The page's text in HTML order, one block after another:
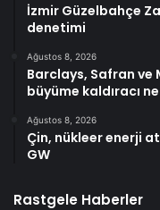
İzmir Güzelbahçe
denetimi
Ağustos 8, 2026
Barclays, Safran ve
büyüme kaldıracı
Ağustos 8, 2026
Çin, nükleer enerji
GW
Rastgele Haberler